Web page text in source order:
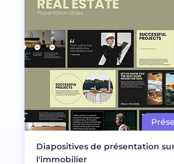
Diapositives de présentation
l'immobilier